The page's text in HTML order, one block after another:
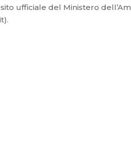
ufficiale del Ministero